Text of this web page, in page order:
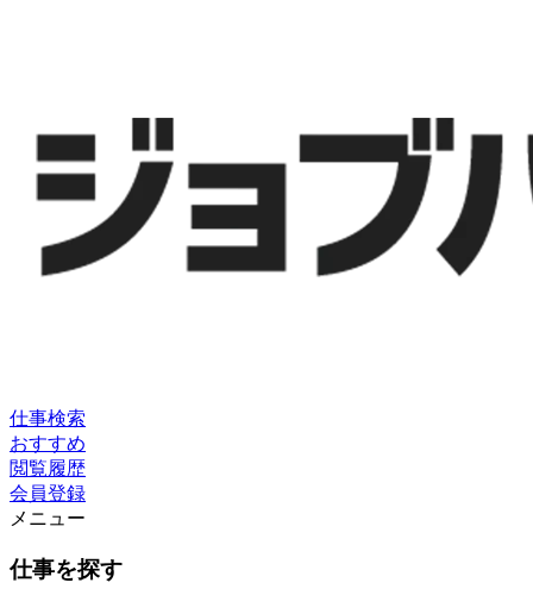
仕事検索
おすすめ
閲覧履歴
会員登録
メニュー
仕事を探す